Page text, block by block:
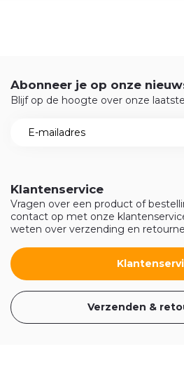
Klantenservice
Vragen over een product of
contact op met onze
weten over verzending en
Verzenden &
Abonneer je op onze
Blijf op de hoogte over onze